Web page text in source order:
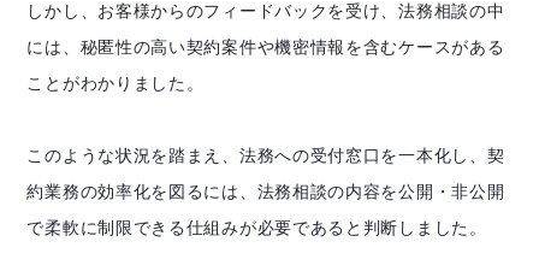
しかし、お客様からのフィードバックを受け、法務相談の中
には、秘匿性の高い契約案件や機密情報を含むケースがある
ことがわかりました。
このような状況を踏まえ、法務への受付窓口を一本化し、契
約業務の効率化を図るには、法務相談の内容を公開・非公開
で柔軟に制限できる仕組みが必要であると判断しました。